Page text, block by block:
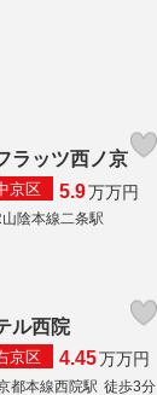
ラッツ西ノ京
京区 5.9万万円
陰本線二条駅
ル西院
京区 4.45万万円
都本線西院駅 徒歩3分